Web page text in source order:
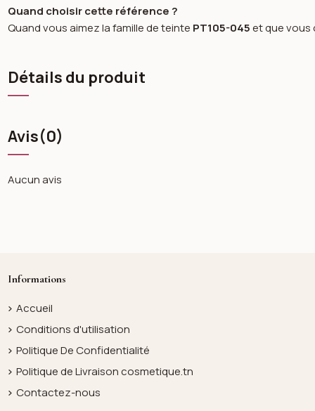
Quand choisir cette référence ?
Quand vous aimez la famille de teinte PT105-045et que vous
Détails du produit
Avis(0)
Aucun avis
Informations
Accueil
Conditions d'utilisation
Politique De Confidentialité
Politique de Livraison cosmetique.tn
Contactez-nous